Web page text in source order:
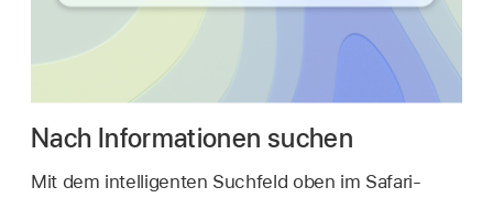
Nach Informationen suchen
Mit dem intelligenten Suchfeld oben im Safari-